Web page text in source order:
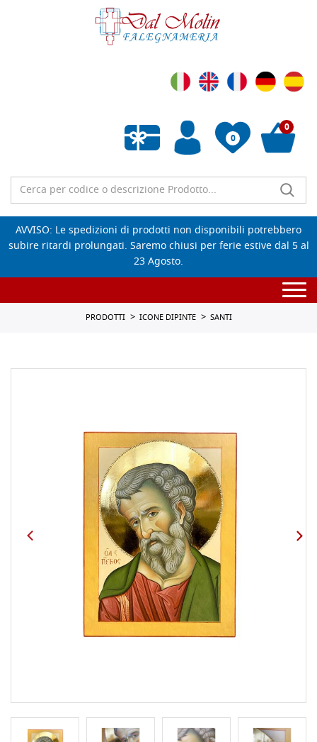
0
Wishlist vuota
0
AVVISO: Le spedizioni di prodotti non disponibili potrebbero
subire ritardi prolungati. Saremo chiusi per ferie estive dal 5 al
23 Agosto.
PRODOTTI ICONE DIPINTE SANTI